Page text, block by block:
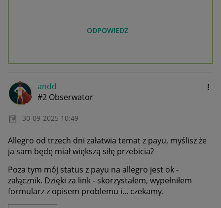
ODPOWIEDZ
andd
#2 Obserwator
‎30-09-2025 10:49
Allegro od trzech dni załatwia temat z payu, myślisz że
ja sam będę miał większą siłę przebicia?
Poza tym mój status z payu na allegro jest ok -
załącznik. Dzięki za link - skorzystałem, wypełniłem
formularz z opisem problemu i... czekamy.